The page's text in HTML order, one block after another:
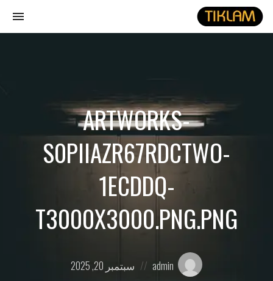
نصل
ARTWORKS-
S0PIIAZR67RDCTWO-
1ECDDQ-
T3000X3000.PNG.PNG
Posted
by:
admin
on
سبتمبر 20, 2025